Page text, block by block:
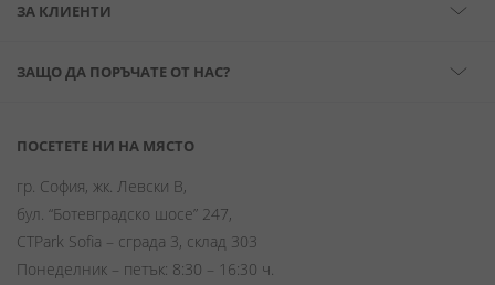
ЗА КЛИЕНТИ
ЗАЩО ДА ПОРЪЧАТЕ ОТ НАС?
ПОСЕТЕТЕ НИ НА МЯСТО
гр. София, жк. Левски В,
бул. “Ботевградско шосе” 247,
CTPark Sofia – сграда 3, склад 303
Понеделник – петък: 8:30 – 16:30 ч.